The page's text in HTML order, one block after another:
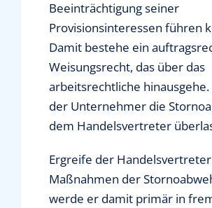
Beeinträchtigung seiner
Provisionsinteressen führen
Damit bestehe ein
Weisungsrecht, das über das
arbeitsrechtliche hinausgehe.
der Unternehmer die
dem Handelsvertreter
Ergreife der Handelsvertreter
Maßnahmen der
werde er damit primär in